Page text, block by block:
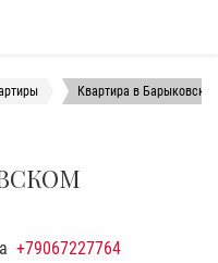
Квартира в
+79067227764